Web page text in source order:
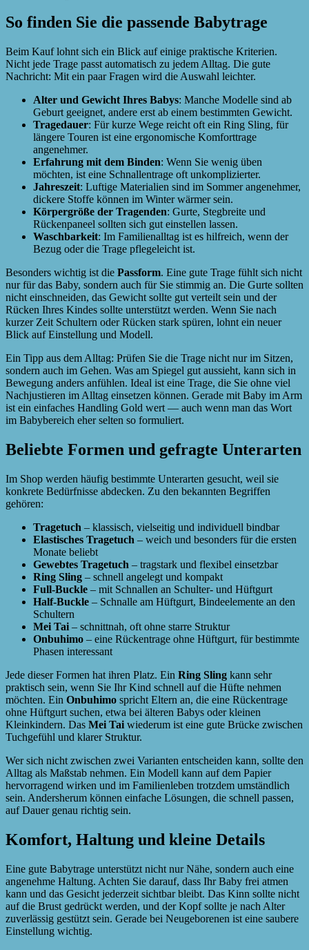
So finden Sie die passende Babytrage
Beim Kauf lohnt sich ein Blick auf einige praktische Kriterien.
Nicht jede Trage passt automatisch zu jedem Alltag. Die gute
Nachricht: Mit ein paar Fragen wird die Auswahl leichter.
Alter und Gewicht Ihres Babys: Manche Modelle sind ab
Geburt geeignet, andere erst ab einem bestimmten Gewicht.
Tragedauer: Für kurze Wege reicht oft ein Ring Sling, für
längere Touren ist eine ergonomische Komforttrage
angenehmer.
Erfahrung mit dem Binden: Wenn Sie wenig üben
möchten, ist eine Schnallentrage oft unkomplizierter.
Jahreszeit: Luftige Materialien sind im Sommer angenehmer,
dickere Stoffe können im Winter wärmer sein.
Körpergröße der Tragenden: Gurte, Stegbreite und
Rückenpaneel sollten sich gut einstellen lassen.
Waschbarkeit: Im Familienalltag ist es hilfreich, wenn der
Bezug oder die Trage pflegeleicht ist.
Besonders wichtig ist die Passform. Eine gute Trage fühlt sich nicht
nur für das Baby, sondern auch für Sie stimmig an. Die Gurte sollten
nicht einschneiden, das Gewicht sollte gut verteilt sein und der
Rücken Ihres Kindes sollte unterstützt werden. Wenn Sie nach
kurzer Zeit Schultern oder Rücken stark spüren, lohnt ein neuer
Blick auf Einstellung und Modell.
Ein Tipp aus dem Alltag: Prüfen Sie die Trage nicht nur im Sitzen,
sondern auch im Gehen. Was am Spiegel gut aussieht, kann sich in
Bewegung anders anfühlen. Ideal ist eine Trage, die Sie ohne viel
Nachjustieren im Alltag einsetzen können. Gerade mit Baby im Arm
ist ein einfaches Handling Gold wert — auch wenn man das Wort
im Babybereich eher selten so formuliert.
Beliebte Formen und gefragte Unterarten
Im Shop werden häufig bestimmte Unterarten gesucht, weil sie
konkrete Bedürfnisse abdecken. Zu den bekannten Begriffen
gehören:
Tragetuch – klassisch, vielseitig und individuell bindbar
Elastisches Tragetuch – weich und besonders für die ersten
Monate beliebt
Gewebtes Tragetuch – tragstark und flexibel einsetzbar
Ring Sling – schnell angelegt und kompakt
Full-Buckle – mit Schnallen an Schulter- und Hüftgurt
Half-Buckle – Schnalle am Hüftgurt, Bindeelemente an den
Schultern
Mei Tai – schnittnah, oft ohne starre Struktur
Onbuhimo – eine Rückentrage ohne Hüftgurt, für bestimmte
Phasen interessant
Jede dieser Formen hat ihren Platz. Ein Ring Sling kann sehr
praktisch sein, wenn Sie Ihr Kind schnell auf die Hüfte nehmen
möchten. Ein Onbuhimo spricht Eltern an, die eine Rückentrage
ohne Hüftgurt suchen, etwa bei älteren Babys oder kleinen
Kleinkindern. Das Mei Tai wiederum ist eine gute Brücke zwischen
Tuchgefühl und klarer Struktur.
Wer sich nicht zwischen zwei Varianten entscheiden kann, sollte den
Alltag als Maßstab nehmen. Ein Modell kann auf dem Papier
hervorragend wirken und im Familienleben trotzdem umständlich
sein. Andersherum können einfache Lösungen, die schnell passen,
auf Dauer genau richtig sein.
Komfort, Haltung und kleine Details
Eine gute Babytrage unterstützt nicht nur Nähe, sondern auch eine
angenehme Haltung. Achten Sie darauf, dass Ihr Baby frei atmen
kann und das Gesicht jederzeit sichtbar bleibt. Das Kinn sollte nicht
auf die Brust gedrückt werden, und der Kopf sollte je nach Alter
zuverlässig gestützt sein. Gerade bei Neugeborenen ist eine saubere
Einstellung wichtig.